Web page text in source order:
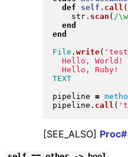
def
self . call (
    str
. scan ( /
end
end
File . write(
TEXT
pipeline =
pipeline . call (
[SEE_ALSO]